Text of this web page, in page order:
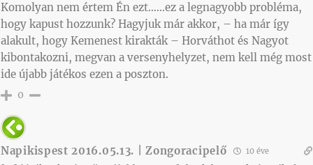
Komolyan nem értem Én ezt……ez a legnagyobb probléma,
hogy kapust hozzunk? Hagyjuk már akkor, – ha már így
alakult, hogy Kemenest kirakták – Horváthot és Nagyot
kibontakozni, megvan a versenyhelyzet, nem kell még most
ide újabb játékos ezen a poszton.
0
Napikispest 2016.05.13. | Zongoracipelő 10 éve